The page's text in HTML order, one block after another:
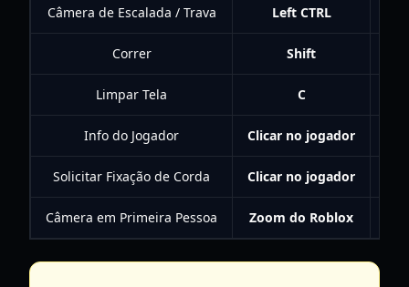
Câmera de Escalada / Trava Left CTRL
Correr Shift
Limpar Tela C
Info do Jogador Clicar no jogador
Solicitar Fixação de Corda Clicar no jogador
Câmera em Primeira Pessoa Zoom do Roblox